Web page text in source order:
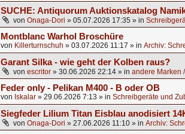
SUCHE: Antiquorum Auktionskatalog
von Onaga-Dori » 05.07.2026 17:35 » in
Montblanc Warhol Broschüre
von Killerturnschuh » 03.07.2026 11:17 » in Archiv:
Garant Silka - wie geht der Kolben raus?
von escritor » 30.06.2026 22:14 » in andere Marken
Feder only - Pelikan M400 - B oder OB
von Iskalar » 29.06.2026 7:13 » in Schreibgeräte und
Siegfeder Lilium Titan Eisblau anodisiert
von Onaga-Dori » 27.06.2026 11:10 » in Archiv: